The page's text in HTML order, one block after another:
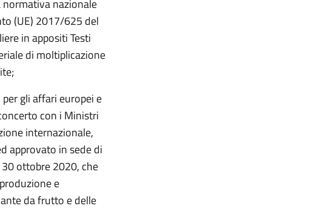
nazionale
(UE) 2017/625 del
in appositi Testi
di moltiplicazione
gli affari europei e
con i Ministri
internazionale,
approvato in sede di
ottobre 2020, che
e
da frutto e delle